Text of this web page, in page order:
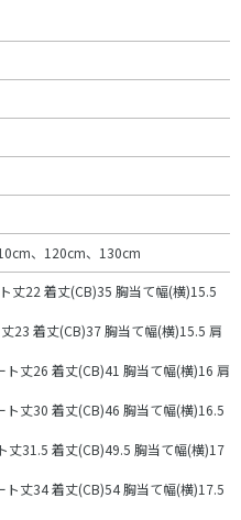
、120cm、130cm
丈22 着丈(CB)35 胸当て幅(横)15.5
23 着丈(CB)37 胸当て幅(横)15.5 肩
丈26 着丈(CB)41 胸当て幅(横)16 肩
丈30 着丈(CB)46 胸当て幅(横)16.5
丈31.5 着丈(CB)49.5 胸当て幅(横)17
丈34 着丈(CB)54 胸当て幅(横)17.5